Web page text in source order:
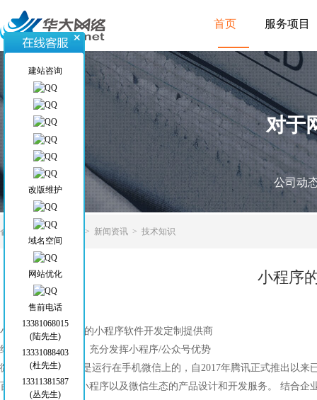
首页 服务项目
对于
公司动
当前位置 > > 新闻资讯 > 技术知识
小程序
小程序的开发_专业的小程序软件开发定制提供商
结合企业自身特点，充分发挥小程序/公众号优势
微信小程序/公众号是运行在手机微信上的，自2017年腾讯正式推出以
百家家企业提供了小程序以及微信生态的产品设计和开发服务。 结合企
建站咨询
改版维护
域名空间
网站优化
售前电话
13381068015
(陆先生)
13331088403
(杜先生)
13311381587
(丛先生)